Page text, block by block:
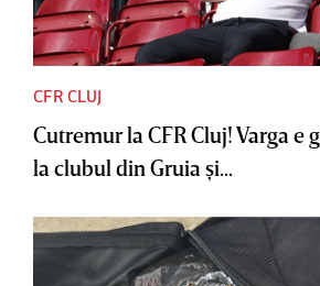
CFR CLUJ
Cutremur la CFR Cluj! Varga e
la clubul din Gruia şi...